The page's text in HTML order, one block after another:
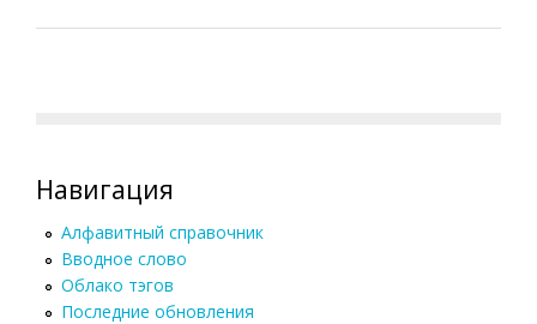
Навигация
Алфавитный справочник
Вводное слово
Облако тэгов
Последние обновления